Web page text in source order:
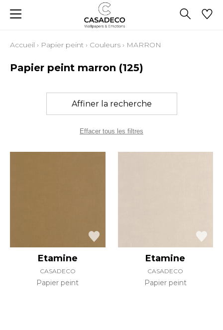
Accueil › Papier peint › Couleurs › MARRON
Papier peint marron (125)
Affiner la recherche
Effacer tous les filtres
Etamine
CASADECO
Papier peint
Etamine
CASADECO
Papier peint